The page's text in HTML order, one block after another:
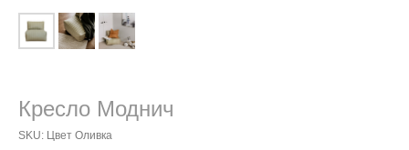
Кресло Моднич
SKU: Цвет Оливка